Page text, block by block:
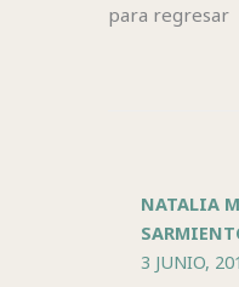
para regresar
NATALIA
3 JUNIO,